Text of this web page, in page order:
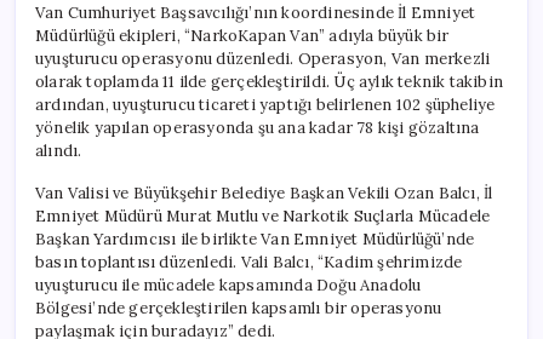
78
Gözaltı
için
Van Cumhuriyet Başsavcılığı’nın koordinesinde İl Emniyet
Müdürlüğü ekipleri, “NarkoKapan Van” adıyla büyük bir
uyuşturucu operasyonu düzenledi. Operasyon, Van merkezli
olarak toplamda 11 ilde gerçekleştirildi. Üç aylık teknik takibin
ardından, uyuşturucu ticareti yaptığı belirlenen 102 şüpheliye
yönelik yapılan operasyonda şu ana kadar 78 kişi gözaltına
alındı.
Van Valisi ve Büyükşehir Belediye Başkan Vekili Ozan Balcı, İl
Emniyet Müdürü Murat Mutlu ve Narkotik Suçlarla Mücadele
Başkan Yardımcısı ile birlikte Van Emniyet Müdürlüğü’nde
basın toplantısı düzenledi. Vali Balcı, “Kadim şehrimizde
uyuşturucu ile mücadele kapsamında Doğu Anadolu
Bölgesi’nde gerçekleştirilen kapsamlı bir operasyonu
paylaşmak için buradayız” dedi.